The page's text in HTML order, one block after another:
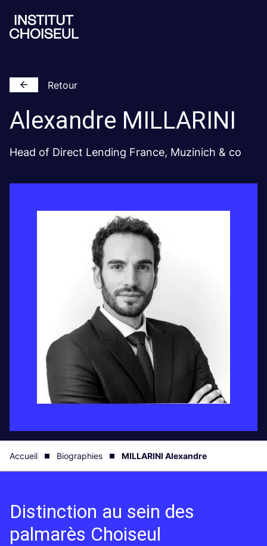
Retour
Alexandre MILLARINI
Head of Direct Lending France, Muzinich & co
Accueil Biographies MILLARINI Alexandre
Distinction au sein des
palmarès Choiseul